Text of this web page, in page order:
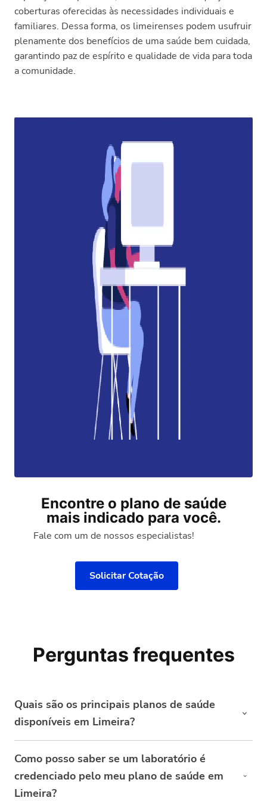
coberturas oferecidas às necessidades individuais e
familiares. Dessa forma, os limeirenses podem usufruir
plenamente dos benefícios de uma saúde bem cuidada,
garantindo paz de espírito e qualidade de vida para toda
a comunidade.
Encontre o plano de saúde
mais indicado para você.
Fale com um de nossos especialistas!
Solicitar Cotação
Perguntas frequentes
Quais são os principais planos de saúde
disponíveis em Limeira?
Unimed, SulAmérica, Amil, Bradesco Saúde e Porto
Seguro. Cada um desses planos oferece diferentes
tipos de cobertura, serviços e redes credenciadas,
Como posso saber se um laboratório é
credenciado pelo meu plano de saúde em
Limeira?